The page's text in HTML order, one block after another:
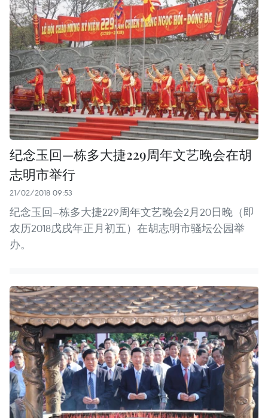
纪念玉回—栋多大捷229周年文艺晚会在胡
志明市举行
21/02/2018 09:53
纪念玉回—栋多大捷229周年文艺晚会2月20日晚（即
农历2018戊戌年正月初五）在胡志明市骚坛公园举
办。